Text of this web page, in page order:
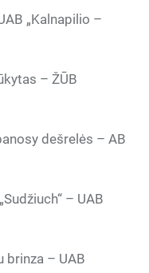
„Kalnapilio –
– ŽŪB
dešrelės – AB
– UAB
brinza – UAB